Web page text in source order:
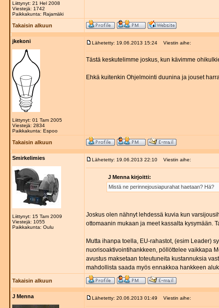
Liittynyt: 21 Hel 2008
Viestejä: 1742
Paikkakunta: Rajamäki
Takaisin alkuun
jkekoni
Liittynyt: 01 Tam 2005
Viestejä: 2834
Paikkakunta: Espoo
Lähetetty: 19.06.2013 15:24 Viestin aihe:
Tästä keskutelimme joskus, kun kävimme
Ehkä kuitenkin Ohjelmointi duunina ja jouset
Takaisin alkuun
Smirkelimies
Liittynyt: 15 Tam 2009
Viestejä: 1055
Paikkakunta: Oulu
Lähetetty: 19.06.2013 22:10 Viestin aihe:
J Menna kirjoitti:
Mistä ne perinnejousiapurahat haetaan? Hä?
Joskus olen nähnyt lehdessä kuvia kun
ottomaanin mukaan ja meet kassalta kysymään.
Mutta ihanpa toella, EU-rahastot, (esim Leader)
nuorisoaktivointihankkeen, pöllöttelee vaikkapa
avustus maksetaan toteutuneita kustannuksia
mahdollista saada myös ennakkoa hankkeen
Takaisin alkuun
J Menna Lähetetty: 20.06.2013 01:49 Viestin aihe: